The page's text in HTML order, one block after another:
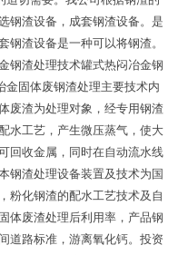
钢渣设备，成套钢渣设备。是
钢渣设备是一种可以将钢渣。
钢渣处理技术罐式热闷冶金钢
金固体废钢渣处理主要技术内
废渣为处理对象，经专用钢渣
水工艺，产生微压蒸气，使大
回收金属，同时在自动流水线
钢渣处理设备装置及技术为国
粉化钢渣的配水工艺技术及自
体废渣处理后利用率，产品钢
道路标准，游离氧化钙。投资